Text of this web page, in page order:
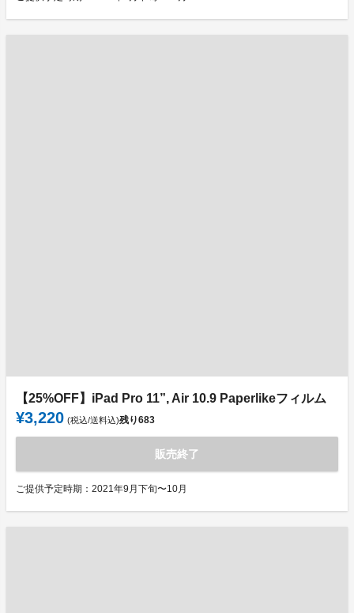
【25%OFF】iPad Pro 11”, Air 10.9 Paperlikeフィルム
¥3,220 (税込/送料込)残り683
販売終了
ご提供予定時期：2021年9月下旬〜10月